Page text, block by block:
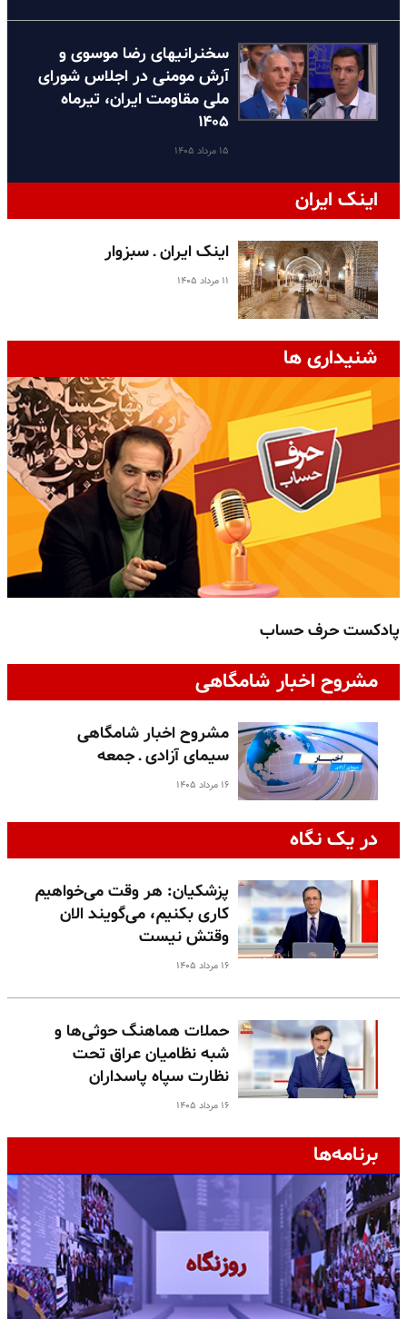
سخنرانیهای رضا موسوی و
آرش مومنی در اجلاس شورای
ملی مقاومت ایران، تیرماه
۱۴۰۵
۱۵ مرداد ۱۴۰۵
اینک ایران
اینک ایران ـ سبزوار
۱۱ مرداد ۱۴۰۵
شنیداری ها
پادکست حرف حساب
مشروح اخبار شامگاهی
مشروح اخبار شامگاهی
سیمای آزادی ـ جمعه
۱۶ مرداد ۱۴۰۵
در یک نگاه
پزشکیان: هر وقت می‌خواهیم
کاری بکنیم، می‌گویند الان
وقتش نیست
۱۶ مرداد ۱۴۰۵
حملات هماهنگ حوثی‌ها و
شبه نظامیان عراق تحت
نظارت سپاه پاسداران
۱۶ مرداد ۱۴۰۵
برنامه‌ها